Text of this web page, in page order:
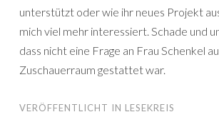
unterstützt oder wie ihr neues Projekt
mich viel mehr interessiert. Schade und
dass nicht eine Frage an Frau Schenkel
Zuschauerraum gestattet war.
VERÖFFENTLICHT IN LESEKREIS